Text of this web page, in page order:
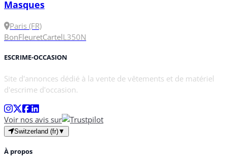
Masques
Paris (FR)
BonFleuretCartelL 350N
ESCRIME-OCCASION
Site d'annonces dédié à la vente de vêtements et de matériel
d'escrime d'occasion.
Voir nos avis sur
Switzerland (fr)▼
À propos